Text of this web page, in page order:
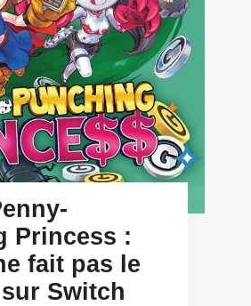
Princess :
fait pas le
Switch